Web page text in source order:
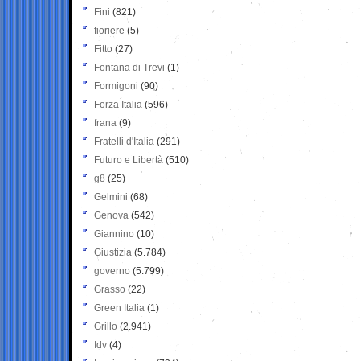
Fini (821)
fioriere (5)
Fitto (27)
Fontana di Trevi (1)
Formigoni (90)
Forza Italia (596)
frana (9)
Fratelli d'Italia (291)
Futuro e Libertà (510)
g8 (25)
Gelmini (68)
Genova (542)
Giannino (10)
Giustizia (5.784)
governo (5.799)
Grasso (22)
Green Italia (1)
Grillo (2.941)
Idv (4)